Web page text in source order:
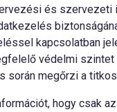
és szervezeti
kapcsolatban
védelmi szintet
során megőrzi a
hogy csak